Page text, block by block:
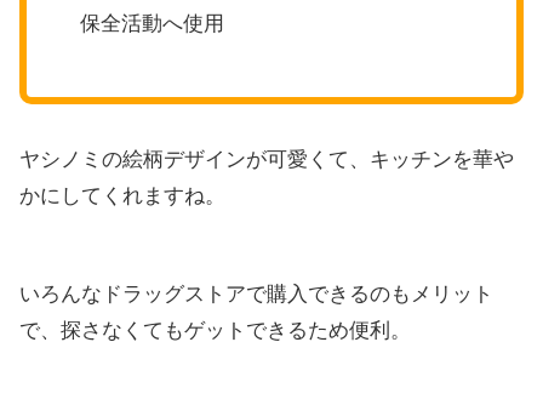
保全活動へ使用
ヤシノミの絵柄デザインが可愛くて、キッチンを華や
かにしてくれますね。
いろんなドラッグストアで購入できるのもメリット
で、探さなくてもゲットできるため便利。